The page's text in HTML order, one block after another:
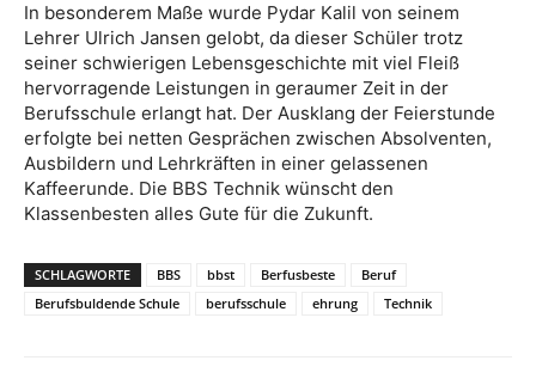
In besonderem Maße wurde Pydar Kalil von seinem
Lehrer Ulrich Jansen gelobt, da dieser Schüler trotz
seiner schwierigen Lebensgeschichte mit viel Fleiß
hervorragende Leistungen in geraumer Zeit in der
Berufsschule erlangt hat. Der Ausklang der Feierstunde
erfolgte bei netten Gesprächen zwischen Absolventen,
Ausbildern und Lehrkräften in einer gelassenen
Kaffeerunde. Die BBS Technik wünscht den
Klassenbesten alles Gute für die Zukunft.
SCHLAGWORTE BBS bbst Berfusbeste
Beruf
Berufsbuldende Schule
berufsschule ehrung Technik